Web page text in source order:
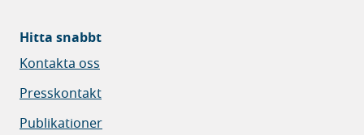
Hitta snabbt
Kontakta oss
Presskontakt
Publikationer